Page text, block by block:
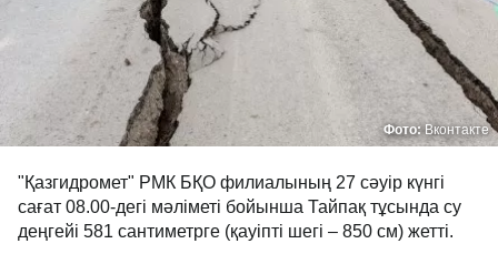
Фото:Вконтакте
"Қазгидромет" РМК БҚО филиалының 27 сәуір күнгі
сағат 08.00-дегі мәліметі бойынша Тайпақ тұсында су
деңгейі 581 сантиметрге (қауіпті шегі – 850 см) жетті.